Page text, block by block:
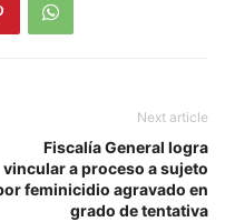
Next article
Fiscalía General logra
vincular a proceso a sujeto
feminicidio agravado en
grado de tentativa